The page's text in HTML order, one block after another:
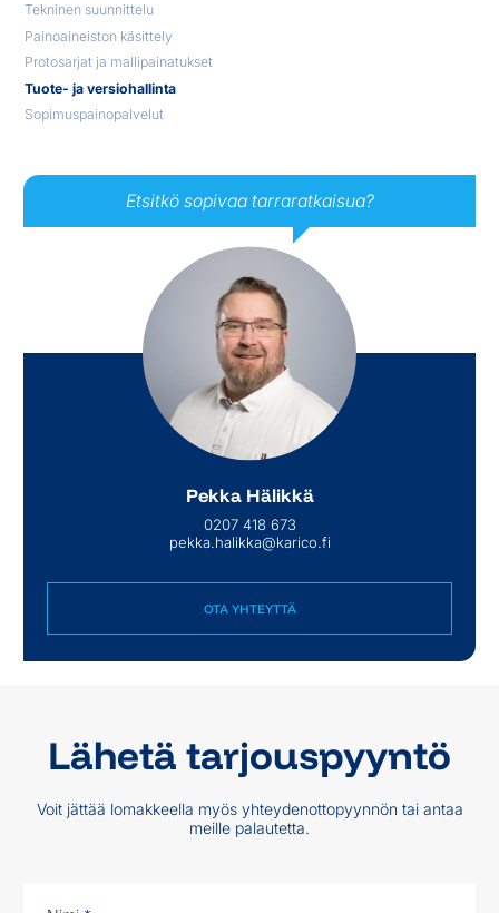
Tekninen suunnittelu
Painoaineiston käsittely
Protosarjat ja mallipainatukset
Tuote- ja versiohallinta
Sopimuspainopalvelut
Etsitkö sopivaa tarraratkaisua?
Pekka Hälikkä
0207 418 673
pekka.halikka@karico.fi
OTA YHTEYTTÄ
OTA YHTEYTTÄ
Lähetä tarjouspyyntö
Voit jättää lomakkeella myös yhteydenottopyynnön tai antaa
meille palautetta.